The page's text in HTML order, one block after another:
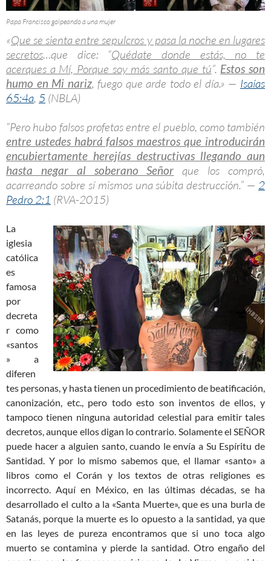
Papa Francisco golpeando a una mujer
«Que se sienta entre sepulcros y pasa la noche en lugares
secretos…que dice: “Quédate donde estás, no te
acerques a Mí, Porque soy más santo que tú”. Estos son
humo en Mi nariz, fuego que arde todo el día.» — Isaías
65:4a, 5 (NBLA)
“Pero hubo falsos profetas entre el pueblo, como también
entre ustedes habrá falsos maestros que introducirán
encubiertamente herejías destructivas llegando aun
hasta negar al soberano Señor que los compró,
acarreando sobre sí mismos una súbita destrucción.” — 2
Pedro 2:1 (RVA-2015)
La
iglesia
católica
es
famosa
por
decreta
r como
«santos
» a
diferen
tes personas, y hasta tienen un procedimiento de beatificación,
canonización, etc., pero todo esto son inventos de ellos, y
tampoco tienen ninguna autoridad celestial para emitir tales
decretos, aunque ellos digan lo contrario. Solamente el SEÑOR
puede hacer a alguien santo, cuando le envía a Su Espíritu de
Santidad. Y por lo mismo sabemos que, el llamar «santo» a
libros como el Corán y los textos de otras religiones es
incorrecto. Aquí en México, en las últimas décadas, se ha
desarrollado el culto a la «Santa Muerte», que es una burla de
Satanás, porque la muerte es lo opuesto a la santidad, ya que
en las leyes de pureza encontramos que si uno toca algo
muerto se contamina y pierde la santidad. Otro engaño del